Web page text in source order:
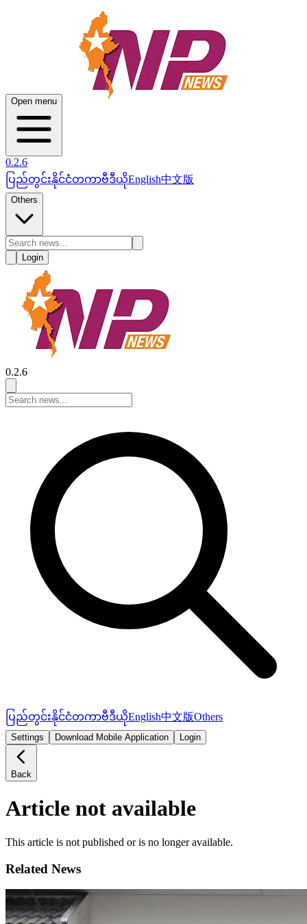
Open menu
0.2.6
ပြည်တွင်းနိုင်ငံတကာဗီဒီယိုEnglish中文版
Others
Login
0.2.6
ပြည်တွင်းနိုင်ငံတကာဗီဒီယိုEnglish中文版Others
Settings Download Mobile Application Login
Back
Article not available
This article is not published or is no longer available.
Related News